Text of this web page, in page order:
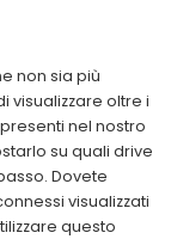
non sia più
visualizzare oltre i
nel nostro
su quali drive
Dovete
visualizzati
questo